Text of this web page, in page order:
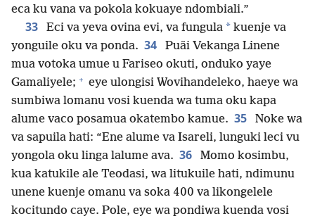
eca ku vana va pokola kokuaye ndombiali.”
33 Eci va yeva ovina evi, va fungula * kuenje va
yonguile oku va ponda. 34
Puãi Vekanga Linene
mua votoka umue u Fariseo okuti, onduko yaye
Gamaliyele; + eye ulongisi Wovihandeleko, haeye wa
sumbiwa lomanu vosi kuenda wa tuma oku kapa
alume vaco posamua okatembo kamue. 35
Noke wa
va sapuila hati: “Ene alume va Isareli, lunguki leci vu
yongola oku linga lalume ava. 36
Momo kosimbu,
kua katukile ale Teodasi, wa litukuile hati, ndimunu
unene kuenje omanu va soka 400 va likongelele
kocitundo caye. Pole, eye wa pondiwa kuenda vosi